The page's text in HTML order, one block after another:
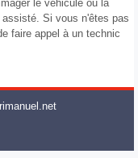
le véhicule ou la
assisté. Si vous n'êtes pas
faire appel à un technic